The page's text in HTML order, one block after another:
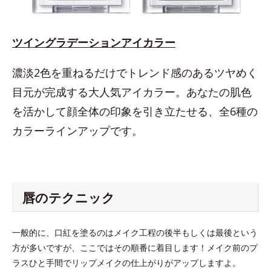
ツイングラデーションアイカラー
濃淡2色を重ねるだけでトレンド感のあるツヤめく
目元が完成する大人気アイカラー。あなたの肌色
を活かして顔全体の印象を引き立たせる、全6種の
カラーラインアップです。
唇のテクニック
一般的に、口紅を塗るのはメイク工程の後半もしくは最後という
方が多いですが、ここではその順番に着目します！メイク前のプ
ラスひと手間でリップメイクの仕上がりがアップしますよ。